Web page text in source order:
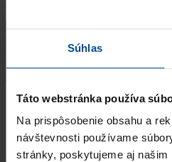
Súhlas
Táto webstránka používa
Na prispôsobenie obsahu a
návštevnosti používame
stránky, poskytujeme aj